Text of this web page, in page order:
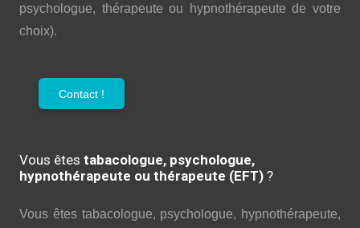
psychologue, thérapeute ou hypnothérapeute de votre
choix).
Contact !
Vous êtes tabacologue, psychologue,
hypnothérapeute ou thérapeute (EFT) ?
Vous êtes tabacologue, psychologue, hypnothérapeute,